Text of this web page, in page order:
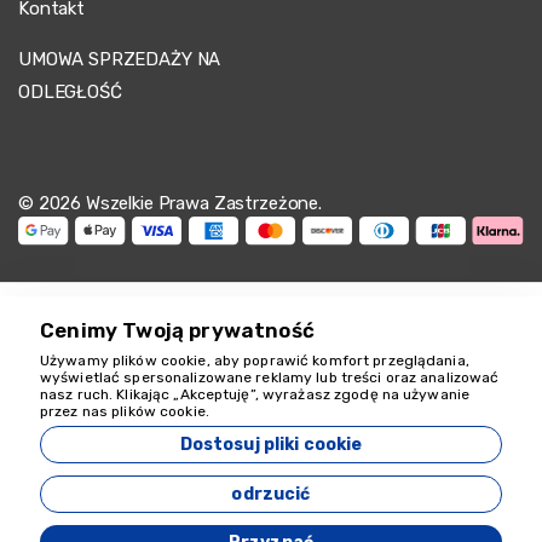
Kontakt
UMOWA SPRZEDAŻY NA
ODLEGŁOŚĆ
© 2026 Wszelkie Prawa Zastrzeżone.
Zeyvona Travel - 18349
Opracowany przez
Cenimy Twoją prywatność
Używamy plików cookie, aby poprawić komfort przeglądania,
wyświetlać spersonalizowane reklamy lub treści oraz analizować
nasz ruch. Klikając „Akceptuję”, wyrażasz zgodę na używanie
przez nas plików cookie.
Dostosuj pliki cookie
odrzucić
Jesteśmy tu, by
pomóc